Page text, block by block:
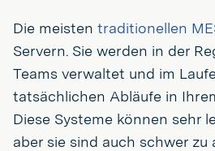
Die meisten traditionellen
Servern. Sie werden in der
Teams verwaltet und im
tatsächlichen Abläufe in
Diese Systeme können sehr
aber sie sind auch schwer zu